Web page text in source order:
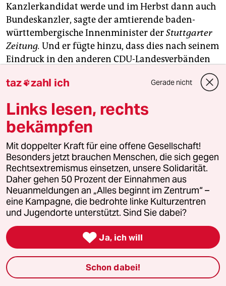
Kanzlerkandidat werde und im Herbst dann auch
Bundeskanzler, sagte der amtierende baden-
württembergische Innenminister derStuttgarter
Zeitung. Und er fügte hinzu, dass dies nach seinem
Eindruck in den anderen CDU-Landesverbänden
genauso gesehen werde. Auch Carsten Linnemann,
Vizefraktionschef im Bundestag und Chef der
Rheinländer ausgesprochen: „Armin Laschet hat
bewiesen, dass er es kann.“
Wer kann besser einen Shitstorm
aussitzen?
Ein neues Wolfratshausen soll es also nicht geben
– dort machte Angela Merkel 2002 den Kotau,
dem damaligen CSU-Chef Edmund Stoiber beim
Frühstück in dessen Haus in Oberbayern die
Kandidatur an.Damals lehnten zahlreiche
Spitzenpolitiker der CDU nicht nur Merkel als
taz zahl ich Gerade nicht
Links lesen, rechts
bekämpfen
Mit doppelter Kraft für eine offene Gesellschaft!
Besonders jetzt brauchen Menschen, die sich gegen
Rechtsextremismus einsetzen, unsere Solidarität.
Daher gehen 50 Prozent der Einnahmen aus
Neuanmeldungen an „Alles beginnt im Zentrum“ –
eine Kampagne, die bedrohte linke Kulturzentren
und Jugendorte unterstützt. Sind Sie dabei?
 Ja, ich will
Schon dabei!